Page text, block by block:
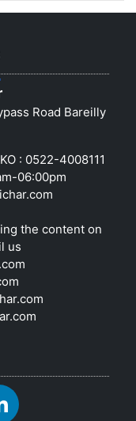
Road Bareilly
: 0522-4008111
06:00pm
the content on
us